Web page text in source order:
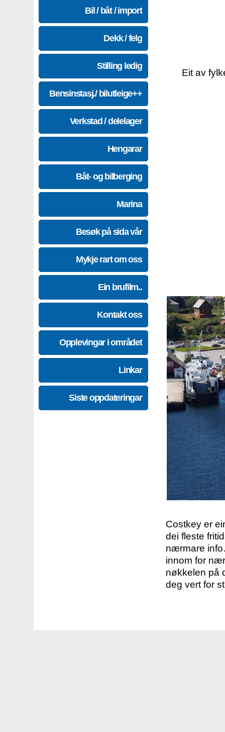
Bil / båt / import
Dekk / felg
Stilling ledig
Bensinstasj./ bilutleige++
Verkstad / delelager
Hengarar
Båt- og bilberging
Marina
Besøk på sida vår
Mykje rart om oss
Ein brufilm..
Kontakt oss
Opplevingar i området
Linkar
Siste oppdateringar
Eit av
Costkey er
dei fleste
nærmare
innom for
nøkkelen på
deg vert for